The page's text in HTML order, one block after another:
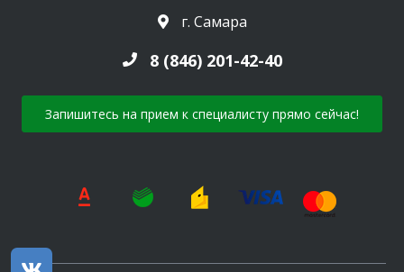
г. Самара
8 (846) 201-42-40
Запишитесь на прием к специалисту прямо сейчас!